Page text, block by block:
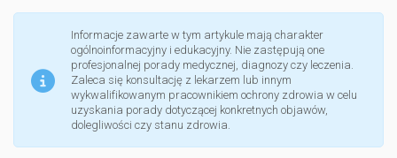
Informacje zawarte w tym artykule mają charakter
ogólnoinformacyjny i edukacyjny. Nie zastępują one
profesjonalnej porady medycznej, diagnozy czy leczenia.
Zaleca się konsultację z lekarzem lub innym
wykwalifikowanym pracownikiem ochrony zdrowia w celu
uzyskania porady dotyczącej konkretnych objawów,
dolegliwości czy stanu zdrowia.